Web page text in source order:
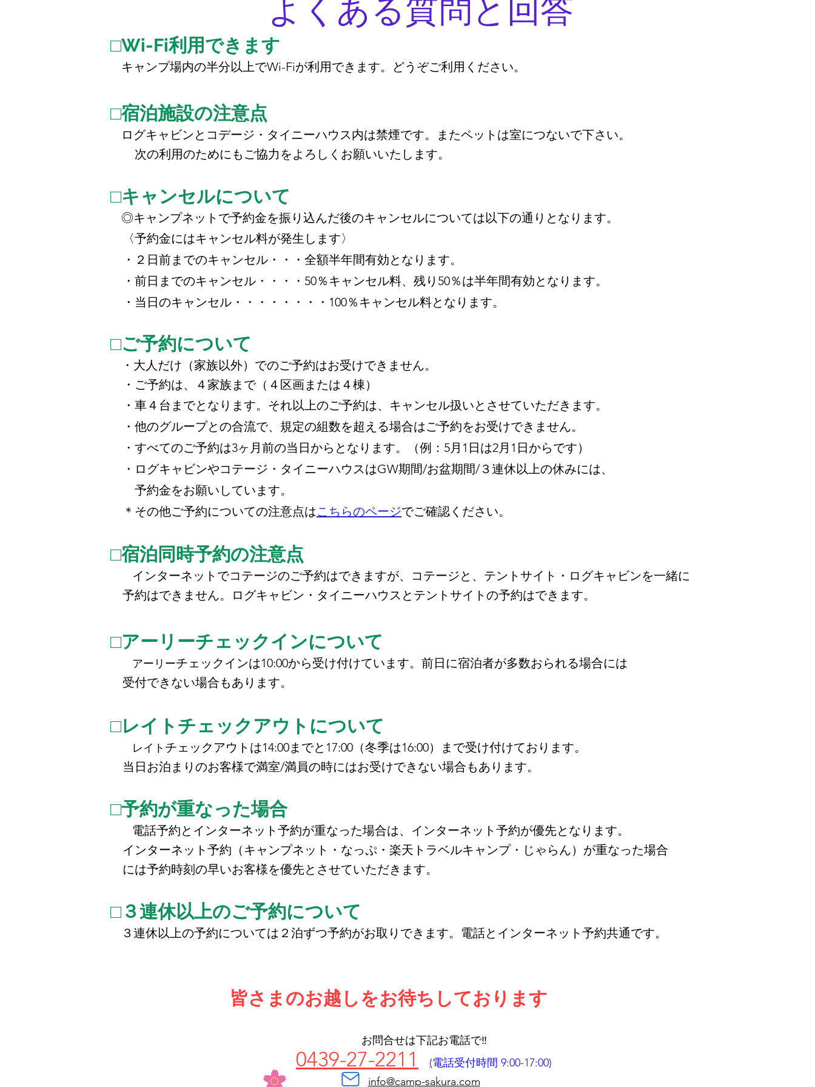
よくある質問と回答
□Wi-Fi利用できます
キャンプ場内の半分以上でWi-Fiが利用できます。どうぞご利用ください。
□宿泊施設の注意点
ログキャビンとコデージ・タイニーハウス内は禁煙です。またペットは室につないで下さい。
次の利用のためにもご協力をよろしくお願いいたします。
□キャンセルについて
◎キャンプネットで予約金を振り込んだ後のキャンセルについては以下の通りとなります。
〈予約金にはキャンセル料が発生します〉
・２日前までのキャンセル・・・全額半年間有効となります。
・前日までのキャンセル・・・・50％キャンセル料、残り50％は半年間有効となります。
・当日のキャンセル・・・・・・・・100％キャンセル料となります。
□ご予約について
・大人だけ（家族以外）でのご予約はお受けできません。
・ご予約は、４家族まで（４区画または４棟）
・車４台までとなります。それ以上のご予約は、キャンセル扱いとさせていただきます。
・他のグループとの合流で、規定の組数を超える場合はご予約をお受けできません。
・すべてのご予約は3ヶ月前の当日からとなります。（例：5月1日は2月1日からです）
・ログキャビンやコテージ・タイニーハウスはGW期間/お盆期間/３連休以上の休みには、
予約金をお願いしています。
＊その他ご予約についての注意点はこちらのページでご確認ください。
□宿泊同時予約の注意点
インターネットでコテージのご予約はできますが、コテージと、テントサイト・ログキャビンを一緒に
予約はできません。ログキャビン・タイニーハウスとテントサイトの予約はできます。
□アーリーチェックインについて
アーリーチェックインは10:00から受け付けています。前日に宿泊者が多数おられる場合には
受付できない場合もあります。
□レイトチェックアウトについて
レイト チェックアウトは14:00までと17:00（冬季は16:00）まで受け付けております。
当日お泊まりのお客様で満室/満員の時にはお受けできない場合もあります。
□予約が重なった場合
電話予約とインターネット予約が重なった場合は、インターネット予約が優先となります。
インターネット予約（キャンプネット・なっぷ・楽天トラベルキャンプ・じゃらん）が重なった場合
には予約時刻の早いお客様を優先とさせていただきます。
□３連休以上のご予約について
３連休以上の予約については２泊ずつ予約がお取りできます。電話とインターネット予約共通です。
皆さまのお越しをお待ちしております
お問合せは下記お電話で‼️
0439-27-2211 (電話受付時間 9:00-17:00)
info@camp-sakura.com